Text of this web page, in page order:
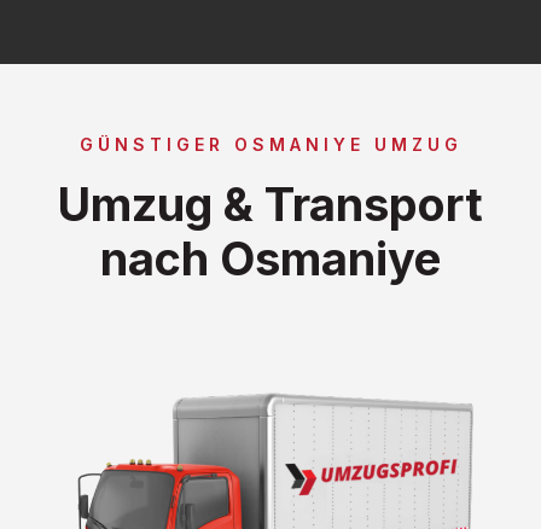
GÜNSTIGER OSMANIYE UMZUG
Umzug & Transport
nach Osmaniye